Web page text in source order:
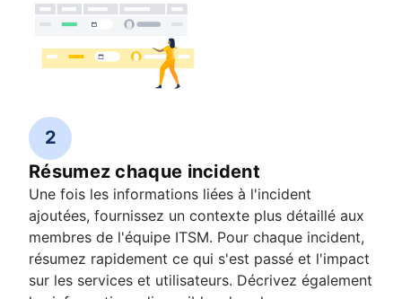
2
Résumez chaque incident
Une fois les informations liées à l'incident
ajoutées, fournissez un contexte plus détaillé aux
membres de l'équipe ITSM. Pour chaque incident,
résumez rapidement ce qui s'est passé et l'impact
sur les services et utilisateurs. Décrivez également